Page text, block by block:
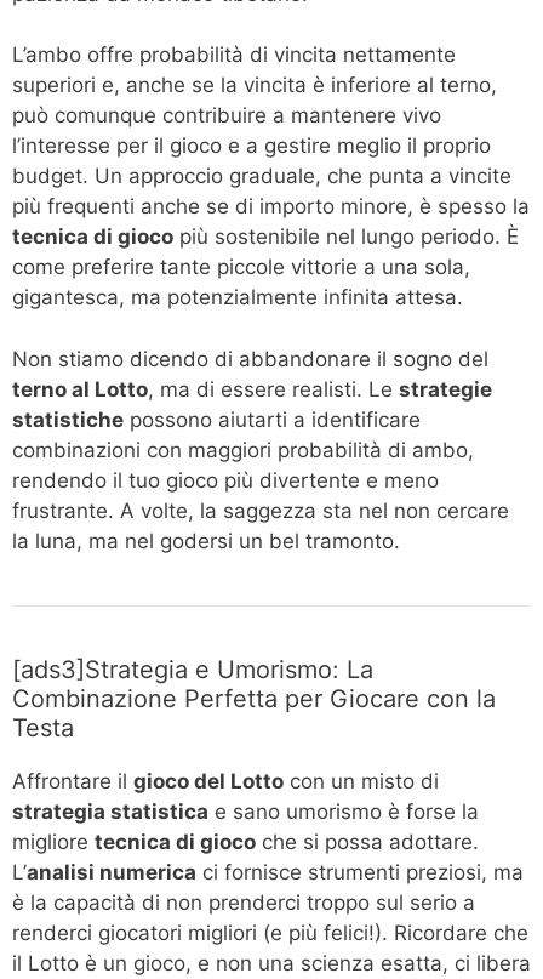
L’ambo offre probabilità di vincita nettamente
superiori e, anche se la vincita è inferiore al terno,
può comunque contribuire a mantenere vivo
l’interesse per il gioco e a gestire meglio il proprio
budget. Un approccio graduale, che punta a vincite
più frequenti anche se di importo minore, è spesso la
tecnica di gioco più sostenibile nel lungo periodo. È
come preferire tante piccole vittorie a una sola,
gigantesca, ma potenzialmente infinita attesa.
Non stiamo dicendo di abbandonare il sogno del
terno al Lotto, ma di essere realisti. Le strategie
statistiche possono aiutarti a identificare
combinazioni con maggiori probabilità di ambo,
rendendo il tuo gioco più divertente e meno
frustrante. A volte, la saggezza sta nel non cercare
la luna, ma nel godersi un bel tramonto.
[ads3]Strategia e Umorismo: La
Combinazione Perfetta per Giocare con la
Testa
Affrontare il gioco del Lotto con un misto di
strategia statistica e sano umorismo è forse la
migliore tecnica di gioco che si possa adottare.
L’analisi numerica ci fornisce strumenti preziosi, ma
è la capacità di non prenderci troppo sul serio a
renderci giocatori migliori (e più felici!). Ricordare che
il Lotto è un gioco, e non una scienza esatta, ci libera